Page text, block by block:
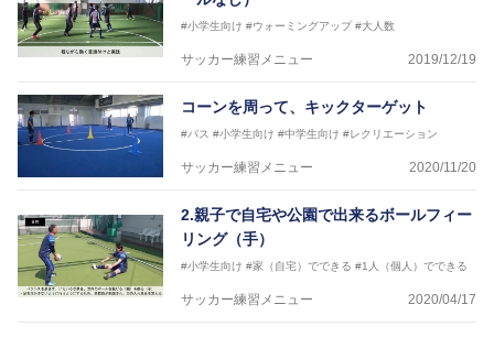
#小学生向け #ウォーミングアップ #大人数
サッカー練習メニュー 2019/12/19
コーンを周って、キックターゲット
#パス #小学生向け #中学生向け #レクリエーション
サッカー練習メニュー 2020/11/20
2.親子で自宅や公園で出来るボールフィー
リング（手）
#小学生向け #家（自宅）でできる #1人（個人）でできる
サッカー練習メニュー 2020/04/17